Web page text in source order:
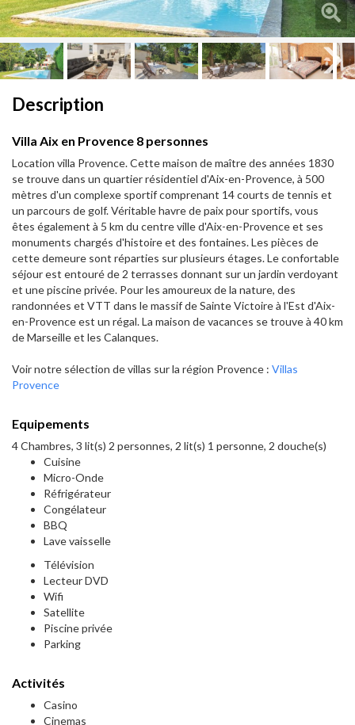
Description
Villa Aix en Provence 8 personnes
Location villa Provence. Cette maison de maître des années 1830
se trouve dans un quartier résidentiel d'Aix-en-Provence, à 500
mètres d'un complexe sportif comprenant 14 courts de tennis et
un parcours de golf. Véritable havre de paix pour sportifs, vous
êtes également à 5 km du centre ville d'Aix-en-Provence et ses
monuments chargés d'histoire et des fontaines. Les pièces de
cette demeure sont réparties sur plusieurs étages. Le confortable
séjour est entouré de 2 terrasses donnant sur un jardin verdoyant
et une piscine privée. Pour les amoureux de la nature, des
randonnées et VTT dans le massif de Sainte Victoire à l'Est d'Aix-
en-Provence est un régal. La maison de vacances se trouve à 40 km
de Marseille et les Calanques.
Voir notre sélection de villas sur la région Provence : Villas
Provence
Equipements
4 Chambres, 3 lit(s) 2 personnes, 2 lit(s) 1 personne, 2 douche(s)
Cuisine
Micro-Onde
Réfrigérateur
Congélateur
BBQ
Lave vaisselle
Télévision
Lecteur DVD
Wifi
Satellite
Piscine privée
Parking
Activités
Casino
Cinemas